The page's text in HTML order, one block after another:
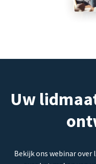
Uw
Bekijk ons webinar